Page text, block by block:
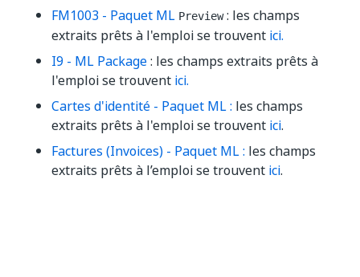
FM1003 - Paquet ML Preview: les champs
extraits prêts à l'emploi se trouvent ici.
I9 - ML Package: les champs extraits prêts à
l'emploi se trouvent ici.
Cartes d'identité - Paquet ML : les champs
extraits prêts à l'emploi se trouvent ici.
Factures (Invoices) - Paquet ML : les champs
extraits prêts à l’emploi se trouvent ici.